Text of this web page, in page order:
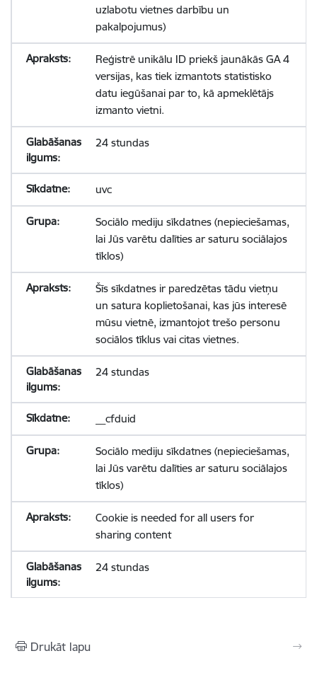
uzlabotu vietnes darbību un
pakalpojumus)
Reģistrē unikālu ID priekš jaunākās GA 4
versijas, kas tiek izmantots statistisko
datu iegūšanai par to, kā apmeklētājs
izmanto vietni.
24 stundas
uvc
Sociālo mediju sīkdatnes (nepieciešamas,
lai Jūs varētu dalīties ar saturu sociālajos
tīklos)
Šīs sīkdatnes ir paredzētas tādu vietņu
un satura koplietošanai, kas jūs interesē
mūsu vietnē, izmantojot trešo personu
sociālos tīklus vai citas vietnes.
24 stundas
__cfduid
Sociālo mediju sīkdatnes (nepieciešamas,
lai Jūs varētu dalīties ar saturu sociālajos
tīklos)
Cookie is needed for all users for
sharing content
24 stundas
Drukāt lapu